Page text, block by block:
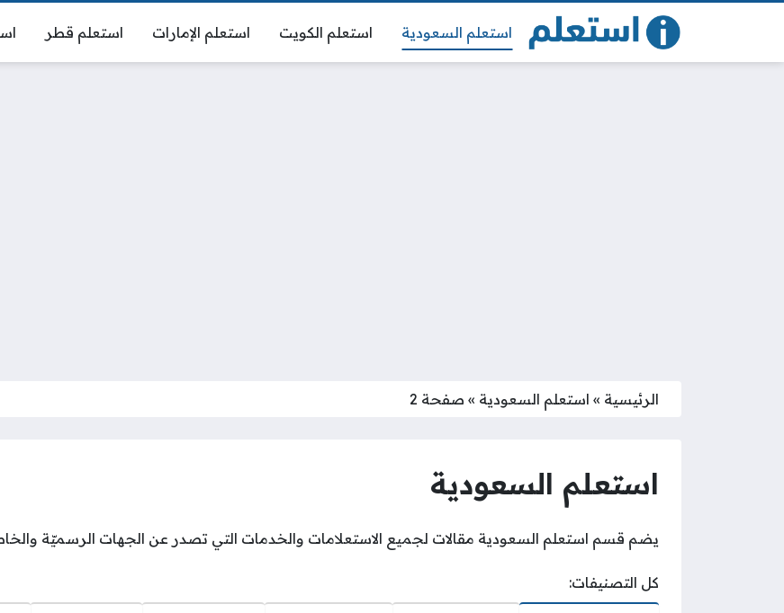
استعلم السعودية استعلم الكويت استعلم الإمارات استعلم قطر
الرئيسية » استعلم السعودية » صفحة 2
استعلم السعودية
يضم قسم استعلم السعودية مقالات لجميع الاستعلامات والخدمات التي تصدر عن الجهات الرسميّة
كل التصنيفات: